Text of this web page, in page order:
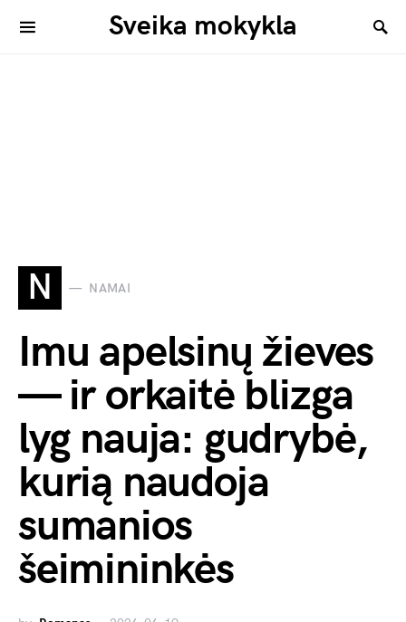
Sveika mokykla
N NAMAI
Imu apelsinų žieves
— ir orkaitė blizga
lyg nauja: gudrybė,
kurią naudoja
sumanios
šeimininkės